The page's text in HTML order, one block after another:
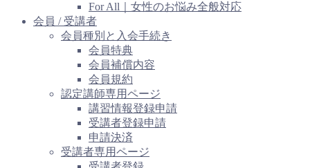
For All｜女性のお悩み全般対応
会員 / 受講者
会員種別と入会手続き
会員特典
会員補償内容
会員規約
認定講師専用ページ
講習情報登録申請
受講者登録申請
申請決済
受講者専用ページ